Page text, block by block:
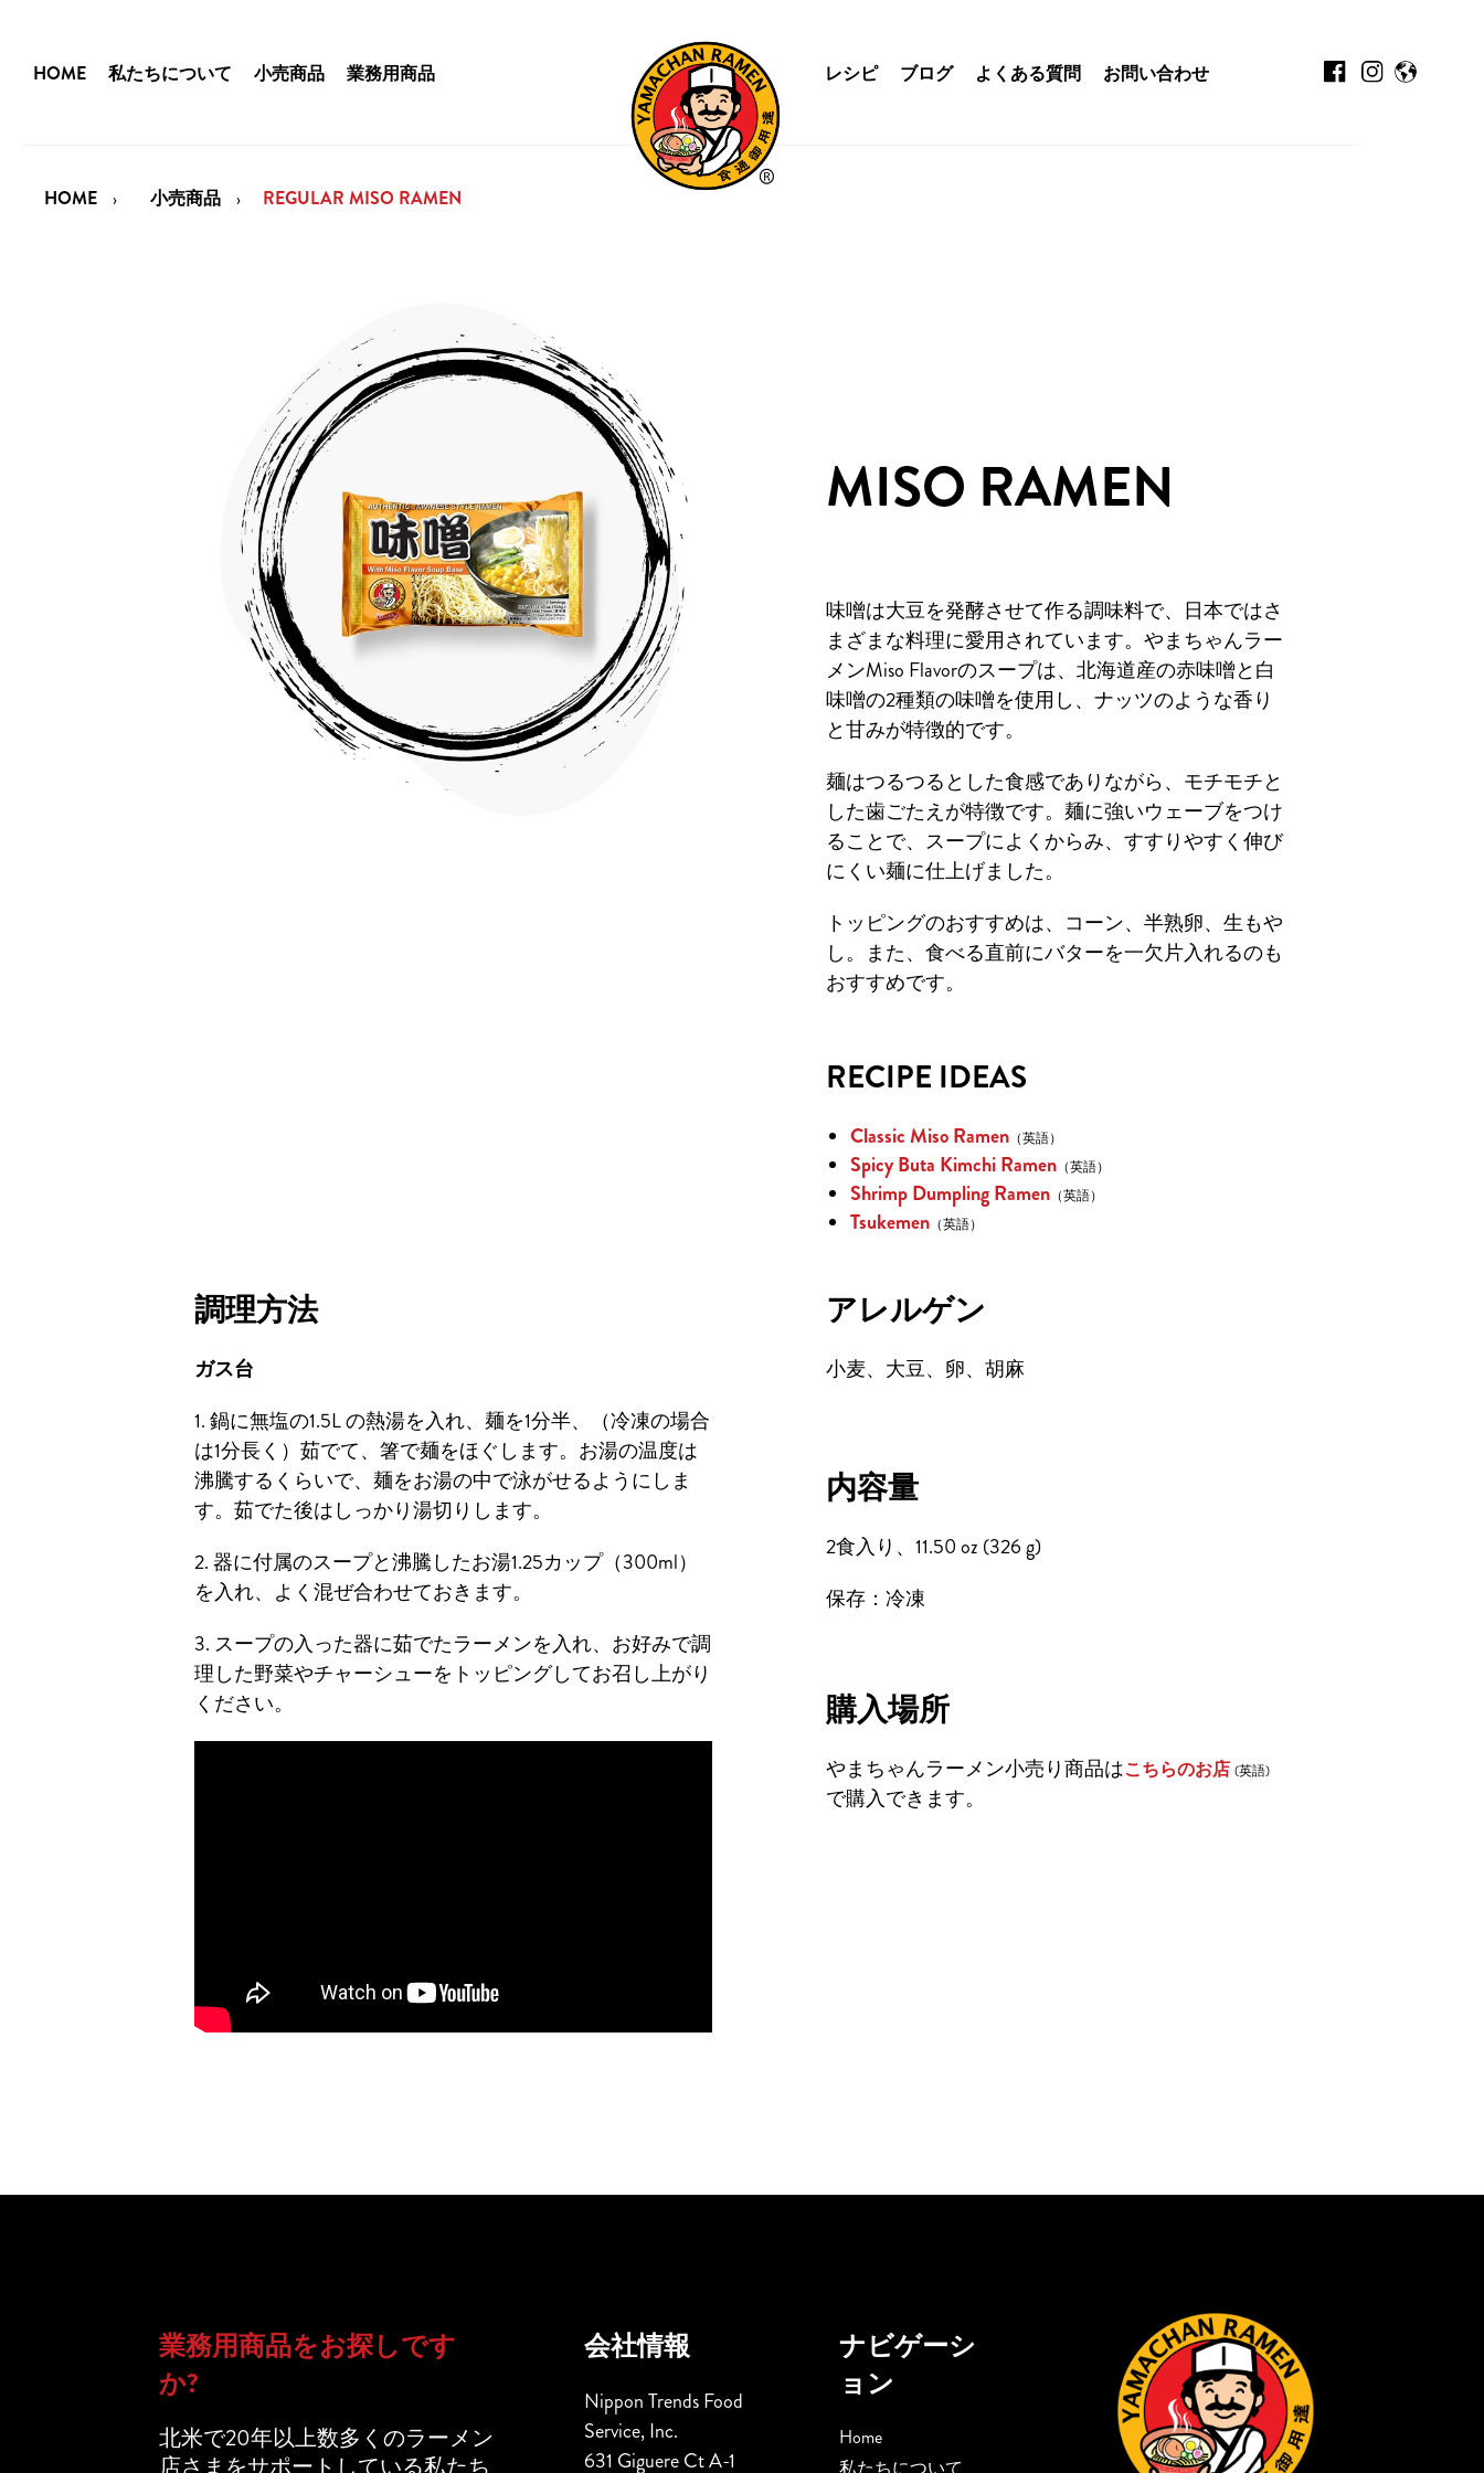
HOME 小売商品 REGULAR MISO RAMEN
HOME 私たちについて 小売商品 業務用商品 レシピ ブログ よくある質問 お問い合わせ
MISO RAMEN
味噌は大豆を発酵させて作る調味料で、日本ではさ
まざまな料理に愛用されています。やまちゃんラー
メンMiso Flavorのスープは、北海道産の赤味噌と白
味噌の2種類の味噌を使用し、ナッツのような香り
と甘みが特徴的です。
麺はつるつるとした食感でありながら、モチモチと
した歯ごたえが特徴です。麺に強いウェーブをつけ
ることで、スープによくからみ、すすりやすく伸び
にくい麺に仕上げました。
トッピングのおすすめは、コーン、半熟卵、生もや
し。また、食べる直前にバターを一欠片入れるのも
おすすめです。
RECIPE IDEAS
Classic Miso Ramen （英語）
Spicy Buta Kimchi Ramen （英語）
Shrimp Dumpling Ramen （英語）
Tsukemen （英語）
調理方法
ガス台
1. 鍋に無塩の1.5L の熱湯を入れ、麺を1分半、（冷凍の場合
は1分長く）茹でて、箸で麺をほぐします。お湯の温度は
沸騰するくらいで、麺をお湯の中で泳がせるようにしま
す。茹でた後はしっかり湯切りします。
2. 器に付属のスープと沸騰したお湯1.25カップ（300ml）
を入れ、よく混ぜ合わせておきます。
3. スープの入った器に茹でたラーメンを入れ、お好みで調
理した野菜やチャーシューをトッピングしてお召し上がり
ください。
アレルゲン
小麦、大豆、卵、胡麻
内容量
2食入り、11.50 oz (326 g)
保存：冷凍
購入場所
やまちゃんラーメン小売り商品はこちらのお店 (英語)
で購入できます。
業務用商品をお探しです
か?
北米で20年以上数多くのラーメン
会社情報
Nippon Trends Food
Service, Inc.
631 Giguere Ct A-1
ナビゲーシ
ョン
Home